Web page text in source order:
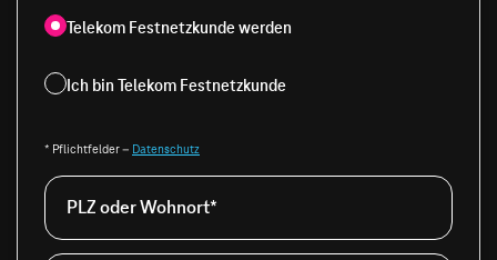
Telekom Festnetzkunde werden
Ich bin Telekom Festnetzkunde
* Pflichtfelder – Datenschutz
PLZ oder Wohnort*